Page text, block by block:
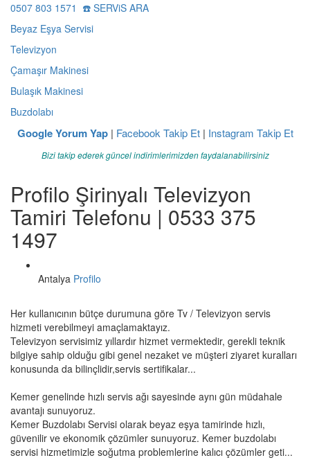
0507 803 1571 ☎️ SERViS ARA
Beyaz Eşya Servisi
Televizyon
Çamaşır Makinesi
Bulaşık Makinesi
Buzdolabı
Google Yorum Yap| Facebook Takip Et| Instagram Takip Et
Bizi takip ederek güncel indirimlerimizden faydalanabilirsiniz
Profilo Şirinyalı Televizyon
Tamiri Telefonu | 0533 375
1497
Antalya Profilo
Her kullanıcının bütçe durumuna göre Tv / Televizyon servis
hizmeti verebilmeyi amaçlamaktayız.
Televizyon servisimiz yıllardır hizmet vermektedir, gerekli teknik
bilgiye sahip olduğu gibi genel nezaket ve müşteri ziyaret kuralları
konusunda da bilinçlidir,servis sertifikalar...
Kemer genelinde hızlı servis ağı sayesinde aynı gün müdahale
avantajı sunuyoruz.
Kemer Buzdolabı Servisi olarak beyaz eşya tamirinde hızlı,
güvenilir ve ekonomik çözümler sunuyoruz. Kemer buzdolabı
servisi hizmetimizle soğutma problemlerine kalıcı çözümler geti...